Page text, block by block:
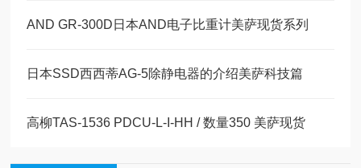
AND GR-300D日本AND电子比重计美萨现货系列
日本SSD西西蒂AG-5除静电器的介绍美萨科技篇
高柳TAS-1536 PDCU-L-I-HH / 数量350 美萨现货